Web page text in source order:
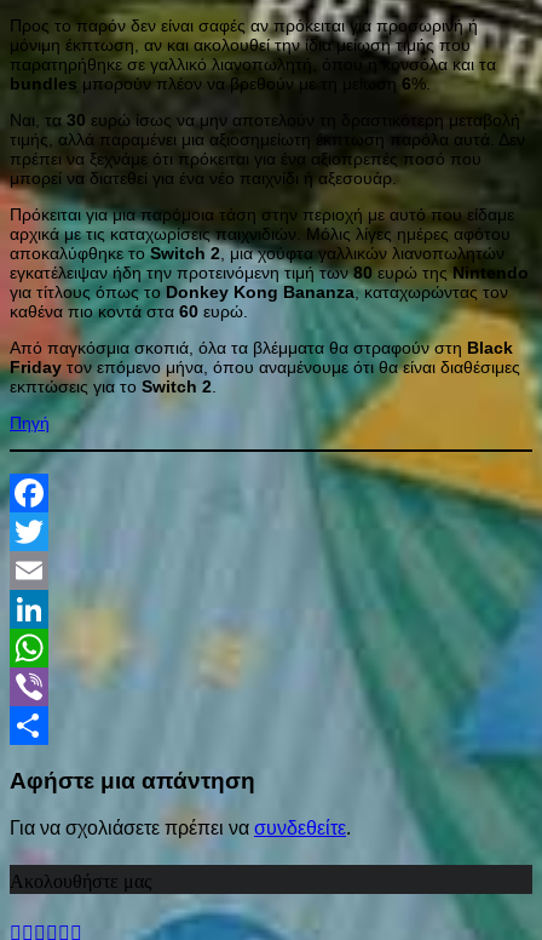
Προς το παρόν δεν είναι σαφές αν πρόκειται για προσωρινή ή
μόνιμη έκπτωση, αν και ακολουθεί την ίδια μείωση τιμής που
παρατηρήθηκε σε γαλλικό λιανοπωλητή, όπου η κονσόλα και τα
bundles μπορούν πλέον να βρεθούν με τη μείωση 6%.
Ναι, τα 30 ευρώ ίσως να μην αποτελούν τη δραστικότερη μεταβολή
τιμής, αλλά παραμένει μια αξιοσημείωτη έκπτωση παρόλα αυτά. Δεν
πρέπει να ξεχνάμε ότι πρόκειται για ένα αξιοπρεπές ποσό που
μπορεί να διατεθεί για ένα νέο παιχνίδι ή αξεσουάρ.
Πρόκειται για μια παρόμοια τάση στην περιοχή με αυτό που είδαμε
αρχικά με τις καταχωρίσεις παιχνιδιών. Μόλις λίγες ημέρες αφότου
αποκαλύφθηκε το Switch 2, μια χούφτα γαλλικών λιανοπωλητών
εγκατέλειψαν ήδη την προτεινόμενη τιμή των80ευρώ τηςNintendo
για τίτλους όπως το Donkey Kong Bananza, καταχωρώντας τον
καθένα πιο κοντά στα 60 ευρώ.
Από παγκόσμια σκοπιά, όλα τα βλέμματα θα στραφούν στη Black
Friday τον επόμενο μήνα, όπου αναμένουμε ότι θα είναι διαθέσιμες
εκπτώσεις για το Switch 2
Πηγή
Facebook
Twitter
Email
LinkedIn
WhatsApp
Viber
Αφήστε μια απάντηση
Για να σχολιάσετε πρέπει να συνδεθείτε.
Ακολουθήστε μας